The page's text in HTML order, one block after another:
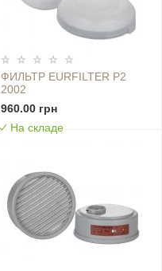
ФИЛЬТР EURFILTER P2
2002
960.00 грн
На складе